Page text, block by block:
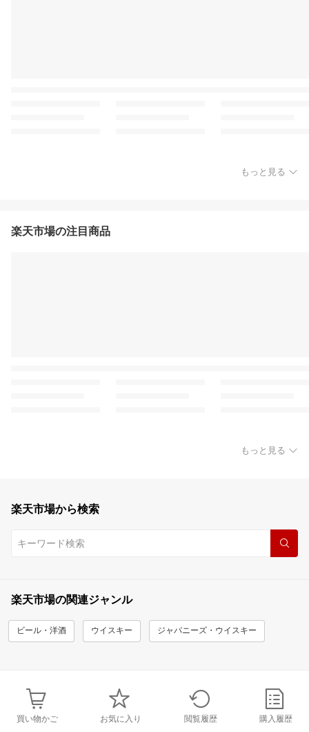
もっと見る
楽天市場の注目商品
もっと見る
楽天市場から検索
楽天市場の関連ジャンル
ビール・洋酒 ウイスキー ジャパニーズ・ウイスキー
買い物かご お気に入り 閲覧履歴 購入履歴